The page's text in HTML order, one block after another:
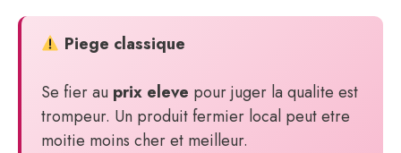
Piege classique
Se fier au prix eleve pour juger la qualite est
trompeur. Un produit fermier local peut etre
moitie moins cher et meilleur.